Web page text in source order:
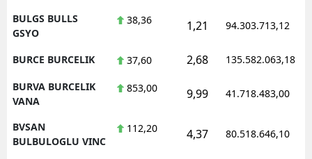
BULGS BULLS
GSYO
38,36 1,21 94.303.713,12
BURCE BURCELIK 37,60 2,68 135.582.063,18
BURVA BURCELIK
VANA
853,00 9,99 41.718.483,00
BVSAN
BULBULOGLU VINC
112,20 4,37 80.518.646,10